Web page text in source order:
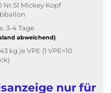
Nr.51 Mickey Kopf
3-4 Tage
abweichend)
kg je VPE (1 VPE=10
nur für